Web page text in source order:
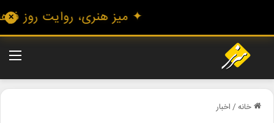
خانه/اخبار
✕ ✦ میز هنری، روایت روز